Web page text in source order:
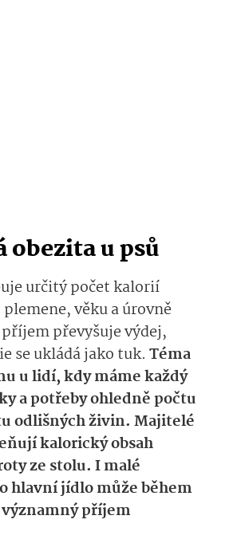
obezita u psů
určitý počet kalorií
věku a úrovně
převyšuje výdej,
se ukládá jako tuk. Téma
u lidí, kdy máme každý
a potřeby ohledně počtu
odlišných živin. Majitelé
kalorický obsah
ze stolu. I malé
hlavní jídlo může během
příjem